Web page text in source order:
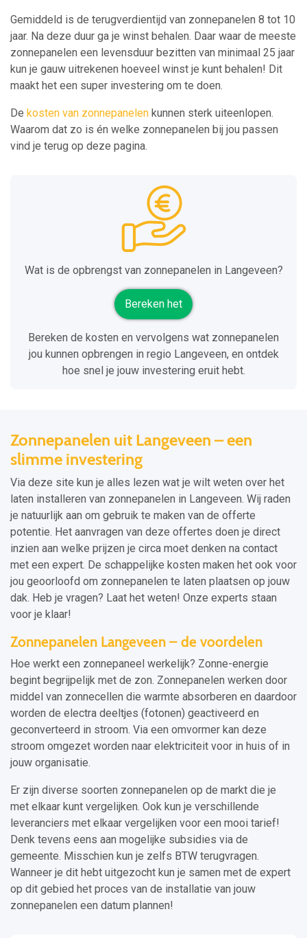
Gemiddeld is de terugverdientijd van zonnepanelen 8 tot 10
jaar. Na deze duur ga je winst behalen. Daar waar de meeste
zonnepanelen een levensduur bezitten van minimaal 25 jaar
kun je gauw uitrekenen hoeveel winst je kunt behalen! Dit
maakt het een super investering om te doen.
De kosten van zonnepanelen kunnen sterk uiteenlopen.
Waarom dat zo is én welke zonnepanelen bij jou passen
vind je terug op deze pagina.
Wat is de opbrengst van zonnepanelen in Langeveen?
Bereken het
Bereken de kosten en vervolgens wat zonnepanelen
jou kunnen opbrengen in regio Langeveen, en ontdek
hoe snel je jouw investering eruit hebt.
Zonnepanelen uit Langeveen – een
slimme investering
Via deze site kun je alles lezen wat je wilt weten over het
laten installeren van zonnepanelen in Langeveen. Wij raden
je natuurlijk aan om gebruik te maken van de offerte
potentie. Het aanvragen van deze offertes doen je direct
inzien aan welke prijzen je circa moet denken na contact
met een expert. De schappelijke kosten maken het ook voor
jou geoorloofd om zonnepanelen te laten plaatsen op jouw
dak. Heb je vragen? Laat het weten! Onze experts staan
voor je klaar!
Zonnepanelen Langeveen – de voordelen
Hoe werkt een zonnepaneel werkelijk? Zonne-energie
begint begrijpelijk met de zon. Zonnepanelen werken door
middel van zonnecellen die warmte absorberen en daardoor
worden de electra deeltjes (fotonen) geactiveerd en
geconverteerd in stroom. Via een omvormer kan deze
stroom omgezet worden naar elektriciteit voor in huis of in
jouw organisatie.
Er zijn diverse soorten zonnepanelen op de markt die je
met elkaar kunt vergelijken. Ook kun je verschillende
leveranciers met elkaar vergelijken voor een mooi tarief!
Denk tevens eens aan mogelijke subsidies via de
gemeente. Misschien kun je zelfs BTW terugvragen.
Wanneer je dit hebt uitgezocht kun je samen met de expert
op dit gebied het proces van de installatie van jouw
zonnepanelen een datum plannen!